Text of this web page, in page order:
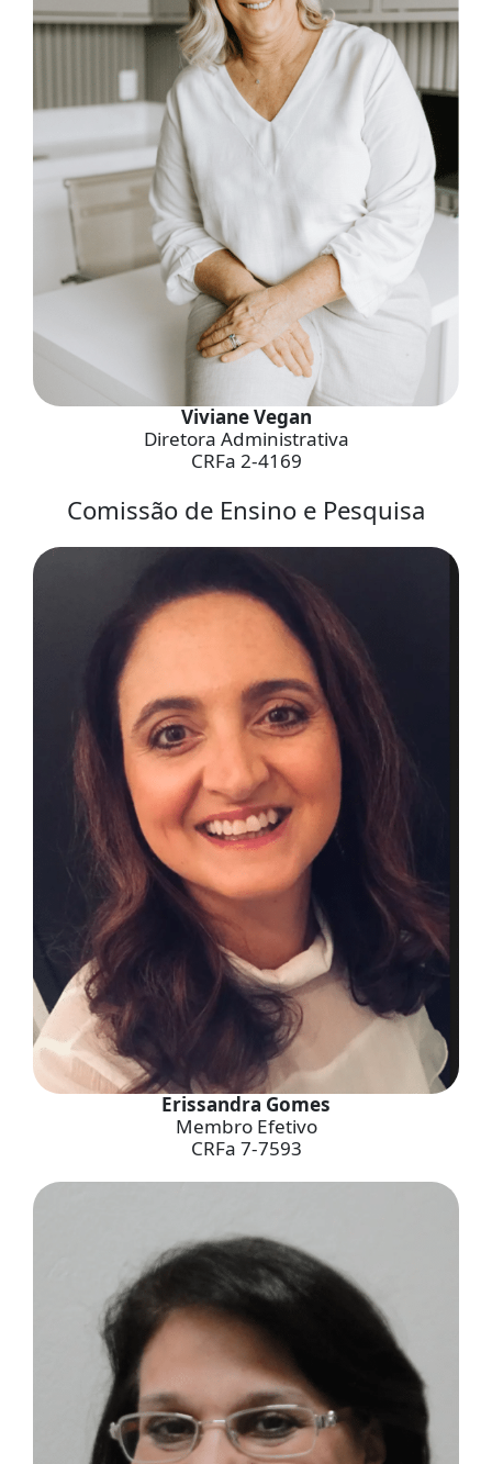
Viviane Vegan
Diretora Administrativa
CRFa 2-4169
Comissão de Ensino e Pesquisa
Erissandra Gomes
Membro Efetivo
CRFa 7-7593